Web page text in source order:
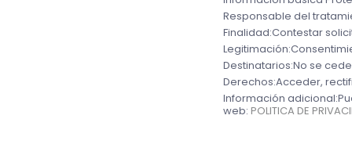
a
j
e
*
Responsable del
Finalidad:Contestar
Legitimación:
Destinatarios:No se
Derechos:Acceder,
Información adicional:
web: POLITICA DE